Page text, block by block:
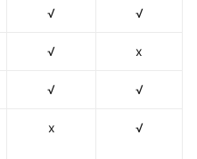
√ √
√ x
√ √
x √